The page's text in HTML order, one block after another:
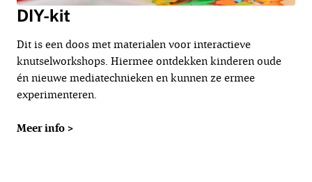
DIY-kit
Dit is een doos met materialen voor interactieve
knutselworkshops. Hiermee ontdekken kinderen oude
én nieuwe mediatechnieken en kunnen ze ermee
experimenteren.
Meer info >